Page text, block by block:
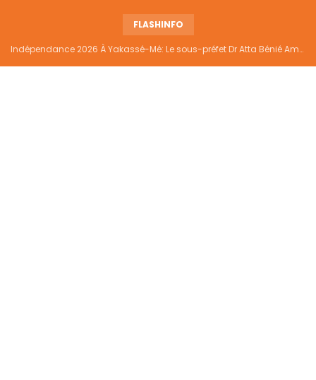
FLASHINFO
Indépendance 2026 À Yakassé-Mé: Le sous-préfet Dr Atta Bénié Amédé appelle à l’unité, à la sécurité et au développement